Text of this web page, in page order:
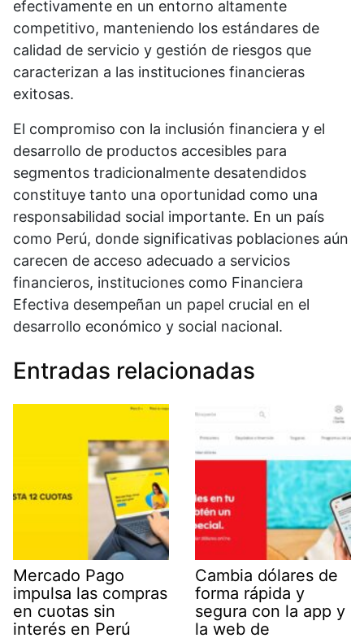
efectivamente en un entorno altamente
competitivo, manteniendo los estándares de
calidad de servicio y gestión de riesgos que
caracterizan a las instituciones financieras
exitosas.
El compromiso con la inclusión financiera y el
desarrollo de productos accesibles para
segmentos tradicionalmente desatendidos
constituye tanto una oportunidad como una
responsabilidad social importante. En un país
como Perú, donde significativas poblaciones aún
carecen de acceso adecuado a servicios
financieros, instituciones como Financiera
Efectiva desempeñan un papel crucial en el
desarrollo económico y social nacional.
Entradas relacionadas
Mercado Pago
impulsa las compras
en cuotas sin
interés en Perú
Cambia dólares de
forma rápida y
segura con la app y
la web de